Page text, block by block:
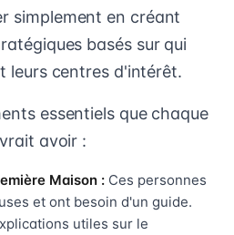
simplement en créant
basés sur qui
leurs centres d'intérêt.
essentiels que chaque
avoir :
Maison : Ces personnes
et ont besoin d'un guide.
utiles sur le